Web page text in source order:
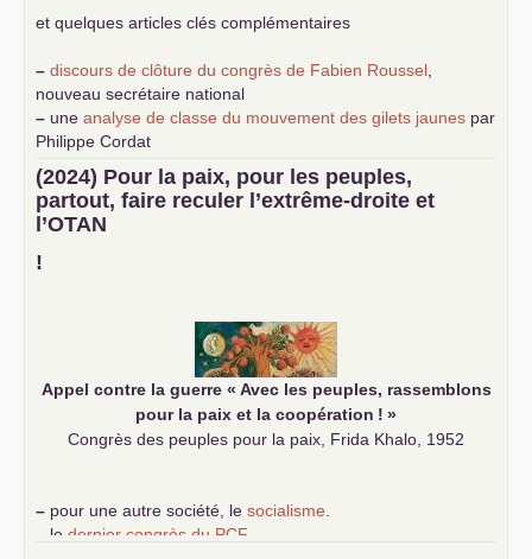
et quelques articles clés complémentaires
– discours de clôture du congrès de Fabien Roussel
nouveau secrétaire national
– une analyse de classe du mouvement des gilets jaunes par
Philippe Cordat
–
un texte de Jean-Claude Delaunay
le marxisme est la
science sociale de notre temps
–un appel proposé aux partis communistes et ouvrier
d’Europe
–
(2024) Pour la paix, pour les peuples,
partout, faire reculer l’extrême-droite et
l’OTAN
!
Appel contre la guerre « Avec les peuples, rassemblons
pour la paix et la coopération ! »
Congrès des peuples pour la paix, Frida Khalo, 1952
– pour une autre société, le socialisme
le dernier congrès du PCF